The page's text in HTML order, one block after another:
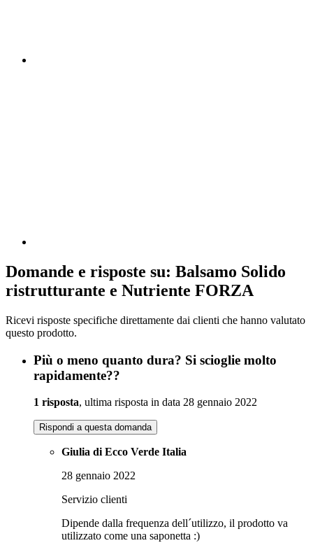
Domande e risposte su: Balsamo Solido
ristrutturante e Nutriente FORZA
Ricevi risposte specifiche direttamente dai clienti che hanno valutato
questo prodotto.
Più o meno quanto dura? Si scioglie molto
rapidamente??
1 risposta, ultima risposta in data 28 gennaio 2022
Rispondi a questa domanda
Giulia di Ecco Verde Italia
28 gennaio 2022
Servizio clienti
Dipende dalla frequenza dell´utilizzo, il prodotto va
utilizzato come una saponetta :)